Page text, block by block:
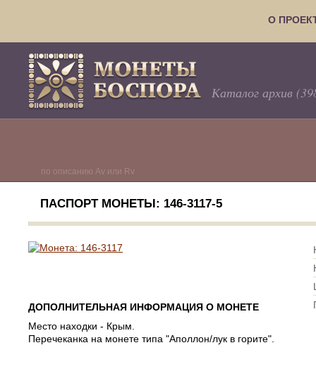
О
Каталог архив
по описанию Av или Rv
ПАСПОРТ МОНЕТЫ: 146-3117-5
ДОПОЛНИТЕЛЬНАЯ ИНФОРМАЦИЯ О МОНЕТЕ
Место находки - Крым.
Перечеканка на монете типа "Аполлон/лук в горите".